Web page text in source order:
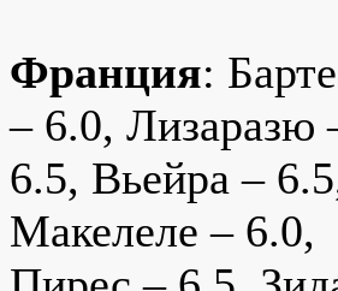
Франция:
– 6.0, Лизаразю
6.5, Вьейра –
Макелеле – 6.0,